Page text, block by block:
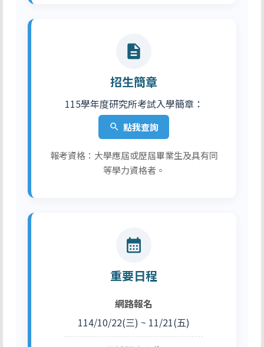
description
招生簡章
115學年度研究所考試入學簡章：
search 點我查詢
報考資格：大學應屆或歷屆畢業生及具有同
等學力資格者。
calendar_month
重要日程
網路報名
114/10/22(三) ~ 11/21(五)